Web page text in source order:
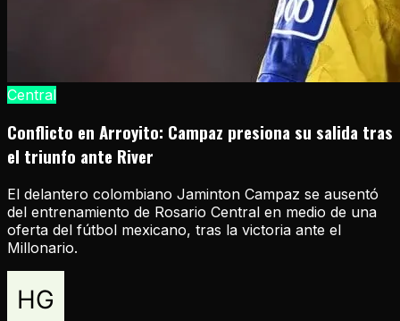
Central
Conflicto en Arroyito: Campaz presiona su salida tras
el triunfo ante River
El delantero colombiano Jaminton Campaz se ausentó
del entrenamiento de Rosario Central en medio de una
oferta del fútbol mexicano, tras la victoria ante el
Millonario.